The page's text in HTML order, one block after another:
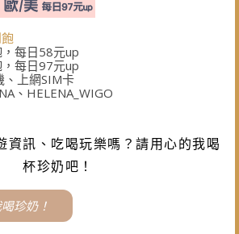
每日58元up
每日97元up
、上網SIM卡
、HELENA_WIGO
資訊、吃喝玩樂嗎？請用心的我喝
杯珍奶吧！
珍奶！